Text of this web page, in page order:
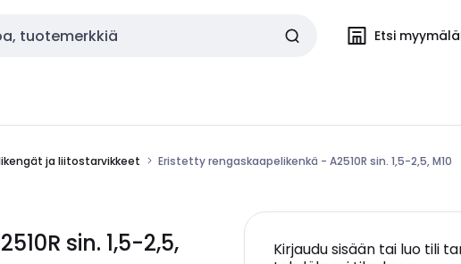
Etsi myymälä
ja liitostarvikkeet Eristetty rengaskaapelikenkä - A2510R sin. 1,5-2,5, M10
sin. 1,5-2,5,
Kirjaudu sisään tai luo tili